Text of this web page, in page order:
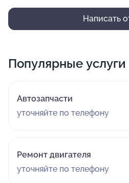
Написать
Популярные услуги
Автозапчасти
уточняйте по телефону
Ремонт двигателя
уточняйте по телефону